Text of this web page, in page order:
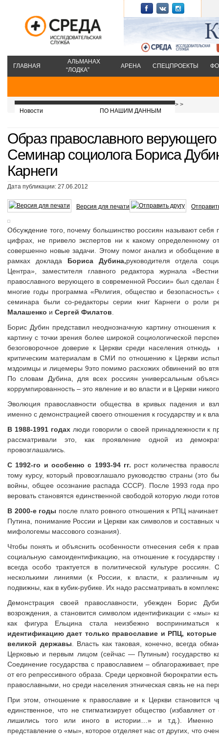
ГЛАВНАЯ
АЛЬМАНАХ
“ЛОДКА”
АРЕНА СПЕЦПРОЕКТЫ
Новости
>
ПО НАШИМ ДАННЫМ
>
Образ православного
Семинар социолога Бориса
Карнеги
Дата публикации: 27.06.2012
Версия для печати
Обсуждение того, почему большинство россиян называют себя
цифрах, не привело экспертов ни к какому определенному
совершенно новые задачи. Этому помог анализ и обобщение
рамках доклада Бориса Дубина,руководителя отдела
Центра», заместителя главного редактора журнала
православного верующего в современной России» был
многие годы программа «Религия, общество и
семинара были со-редакторы серии книг Карнеги о роли
Малашенко и Сергей Филатов
Борис Дубин представил неоднозначную картину отношения
картину с точки зрения более широкой социологической
безоговорочное доверие к Церкви среди населения отнюдь
критическим материалам в СМИ по отношению к Церкви
мздоимцы и лицемеры 9это помимо расхожих обвинений во
По словам Дубина, для всех россиян универсальным
коррумпированность – это явление и во власти и в Церкви
Эволюция православности общества в кривых падения и
именно с демонстрацией своего отношения к государству и к
В 1988-1991 годахлюди говорили о своей принадлежности к
рассматривали это, как проявление одной из
провозглашались.
С 1992-го и особенно с 1993-94 гг. рост количества
тому курсу, который провозглашало руководство страны (это
войны, общее осознание распада СССР). После 1993 года
веровать становятся единственной свободой которую люди
В 2000-е годы после плато ровного отношения к РПЦ
Путина, понимание России и Церкви как символов и
мифологемы массового сознания).
Чтобы понять и объяснить особенности отнесения себя к
социальную самоидентификацию, на отношение к
всегда особо трактуется в политической культуре
несколькими линиями (к России, к власти, к различным
подвижны, как в кубик-рубике. Их надо рассматривать в
Демонстрация своей православности, убежден Борис
возрождения, а становится символом идентификации с «мы»
как фигура Ельцина стала неизбежно
идентификацию дает только православие и РПЦ,
великой державы . Власть как таковая, конечно, всегда
Церковью и первым лицом (сейчас — Путиным) государство
Соединение государства с православием – облагораживает,
от его репрессивного образа. Среди церковной бюрократии
православными, но среди населения этническая связь не на
При этом, отношение к православие и к Церкви становится
единственное, что не стигматизирует общество (избавляет
лишились того или иного в истории…» и т.д.). Именно
представление о «мы», которое отделяет нас от других, что